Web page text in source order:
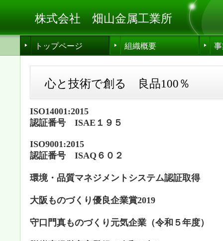
株式会社 畑山金属工業所
トップページ 組織概要
心と技術で創る 良品100％
ISO14001:2015
認証番号 ISAE１９５
ISO9001:2015
認証番号 ISAQ６０２
環境・品質マネジメントシステム認証取得
大阪ものづくり優良企業賞2019
守口門真ものづくり元気企業（令和５年度）